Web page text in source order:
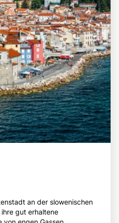
an der slowenischen
gut erhaltene